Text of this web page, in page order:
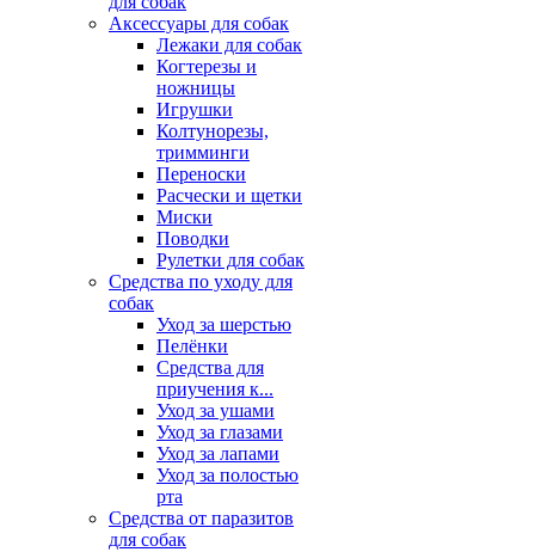
Аксессуары для собак
Лежаки для собак
Когтерезы и
ножницы
Игрушки
Колтунорезы,
тримминги
Переноски
Расчески и щетки
Миски
Поводки
Рулетки для собак
Средства по уходу для
собак
Уход за шерстью
Пелёнки
Средства для
приучения к...
Уход за ушами
Уход за глазами
Уход за лапами
Уход за полостью
рта
Средства от паразитов
для собак